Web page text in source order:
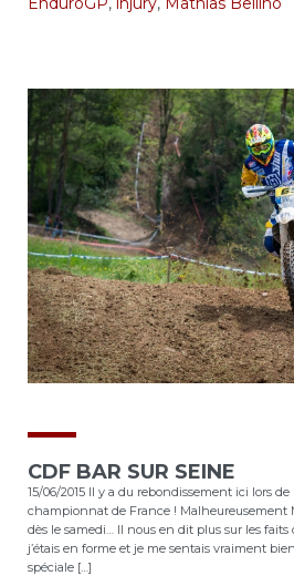
CDF BAR SUR SEINE
15/06/2015 Il y a du rebondissement ici lors
championnat de France ! Malheureusement
dès le samedi… Il nous en dit plus sur les faits
j’étais en forme et je me sentais vraiment
spéciale […]